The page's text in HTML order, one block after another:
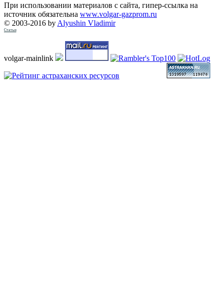
При использовании материалов с сайта, гипер-ссылка на
источник обязательна www.volgar-gazprom.ru
© 2003-2016 by Alyushin Vladimir
Статьи
volgar-mainlink